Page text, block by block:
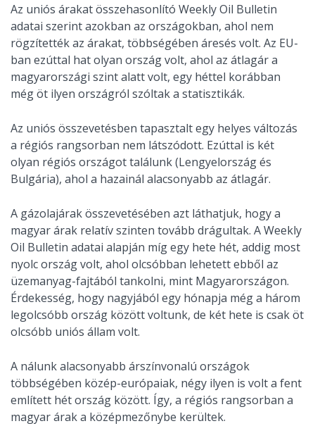
Az uniós árakat összehasonlító Weekly Oil Bulletin
adatai szerint azokban az országokban, ahol nem
rögzítették az árakat, többségében áresés volt. Az EU-
ban ezúttal hat olyan ország volt, ahol az átlagár a
magyarországi szint alatt volt, egy héttel korábban
még öt ilyen országról szóltak a statisztikák.
Az uniós összevetésben tapasztalt egy helyes változás
a régiós rangsorban nem látszódott. Ezúttal is két
olyan régiós országot találunk (Lengyelország és
Bulgária), ahol a hazainál alacsonyabb az átlagár.
A gázolajárak összevetésében azt láthatjuk, hogy a
magyar árak relatív szinten tovább drágultak. A Weekly
Oil Bulletin adatai alapján míg egy hete hét, addig most
nyolc ország volt, ahol olcsóbban lehetett ebből az
üzemanyag-fajtából tankolni, mint Magyarországon.
Érdekesség, hogy nagyjából egy hónapja még a három
legolcsóbb ország között voltunk, de két hete is csak öt
olcsóbb uniós állam volt.
A nálunk alacsonyabb árszínvonalú országok
többségében közép-európaiak, négy ilyen is volt a fent
említett hét ország között. Így, a régiós rangsorban a
magyar árak a középmezőnybe kerültek.